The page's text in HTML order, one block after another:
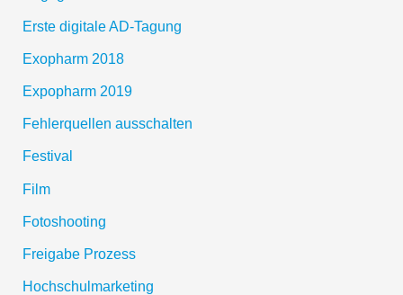
Erste digitale AD-Tagung
Exopharm 2018
Expopharm 2019
Fehlerquellen ausschalten
Festival
Film
Fotoshooting
Freigabe Prozess
Hochschulmarketing